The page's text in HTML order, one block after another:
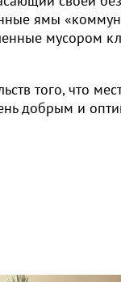
ямы
мусором
того, что
добрым и